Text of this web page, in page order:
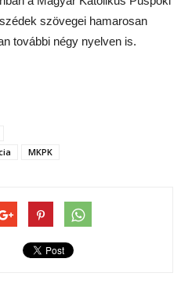
szövegei hamarosan
további négy nyelven is.
MKPK